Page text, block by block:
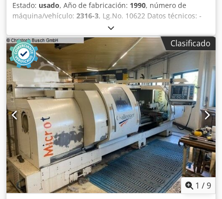
Estado: usado, Año de fabricación: 1990, número de
máquina/vehículo: 2316-3, Lg.No. 10622 Datos técnicos: -
Capacidad de perforación en acero macizo ST 60 28 mm -
Capacidad de perforación GG 25 40 mm - Corte de rosca ST
60 M 30 - Corte de rosca GG 25 M 40 - Portabrocas MK 3 -
Diámetro del husillo 50 mm - Carrera de la caña 150 mm -
18 velocidades del husillo de taladrado 45 - 2240 rpm - 4
avances de taladrado 0,1 - 0,45 mm - Distancia mín./máx.
husillo - mesa 300 / 700 mm - Radio de taladrado min /
max 305 / 1005 mm - Altura de la mesa 820 mm - Tamaño
de la mesa 1200 x 600 mm - Accionamiento 400 V / 6 kW -
Espacio necesario aprox. An 1300 x Al 2800 x P 2300 mm -
Peso aprox. 1500 kg - con: Cjdpfxeu Et Nbs Al Aoha -
Dispositivo de corte de roscas - columnas hidr. + sujeción
del brazo - Dispositivo de refrigeración - Ranuras verticales
en T en el lado izquierdo de la máquina
Clasificado
1 /9